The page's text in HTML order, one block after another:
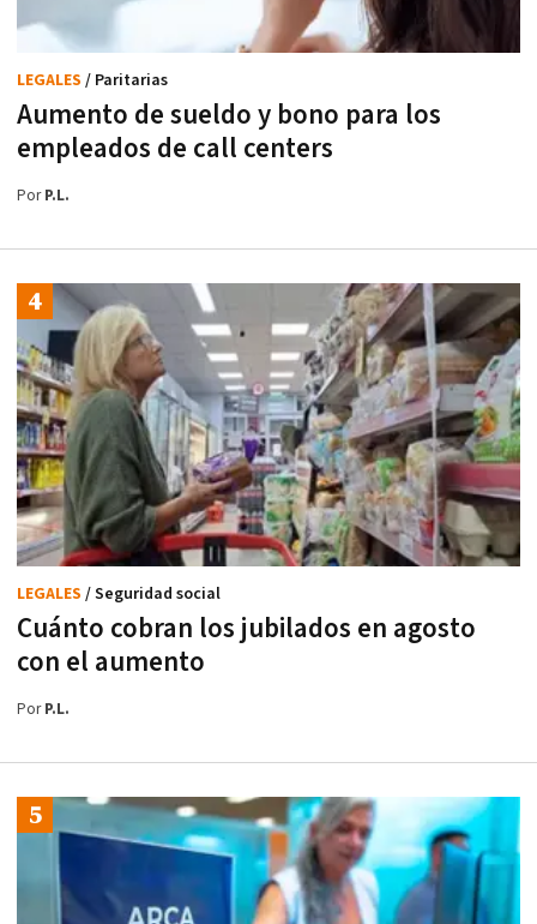
Aumento de sueldo y bono para los
empleados de call centers
LEGALES / Paritarias
PorP.L.
Cuánto cobran los jubilados en agosto
con el aumento
LEGALES / Seguridad social
PorP.L.